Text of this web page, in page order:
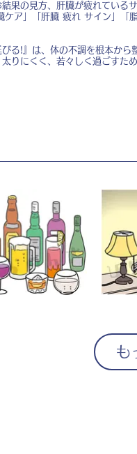
果の見方、肝臓が疲れている
ア」「肝臓 疲れ サイン」「
る!』は、体の不調を根本か
りにくく、若々しく過ごすた
も